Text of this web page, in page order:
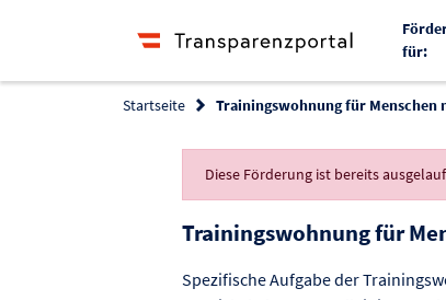
für:
Startseite Trainingswohnung für Menschen
Diese Förderung ist bereits
Trainingswohnung für
Spezifische Aufgabe der